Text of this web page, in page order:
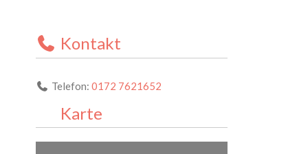
Kontakt
Telefon:0172 7621652
Karte